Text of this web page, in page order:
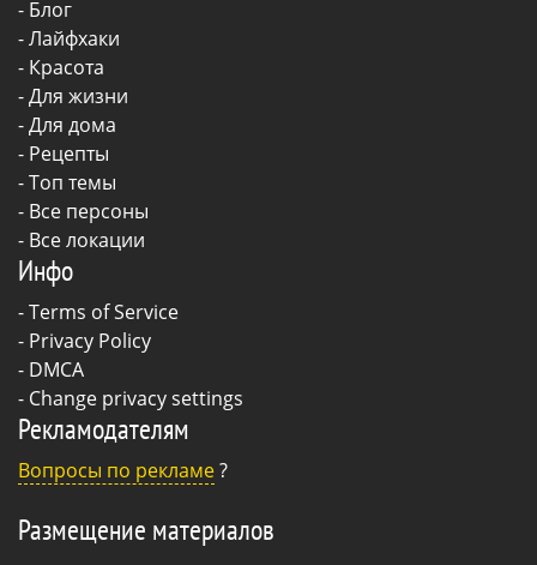
- Блог
-Лайфхаки
- Красота
-Для жизни
-Для дома
- Рецепты
- Топ темы
- Все персоны
- Все локации
Инфо
-Terms of Service
- Privacy Policy
- DMCA
- Change privacy settings
Рекламодателям
Вопросы по рекламе?
Размещение материалов